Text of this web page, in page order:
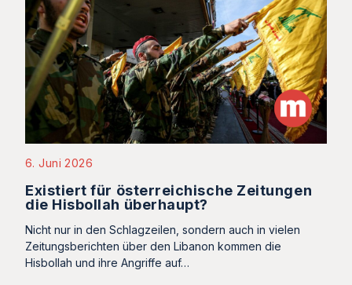
6. Juni 2026
Existiert für österreichische Zeitungen
die Hisbollah überhaupt?
Nicht nur in den Schlagzeilen, sondern auch in vielen
Zeitungsberichten über den Libanon kommen die
Hisbollah und ihre Angriffe auf…